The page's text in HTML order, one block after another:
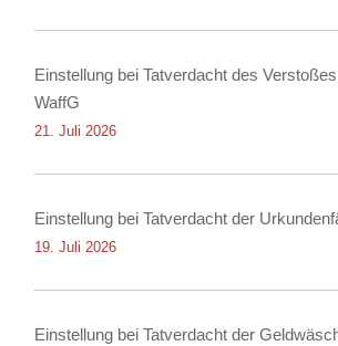
Einstellung bei Tatverdacht des
WaffG
21. Juli 2026
Einstellung bei Tatverdacht der
19. Juli 2026
Einstellung bei Tatverdacht der